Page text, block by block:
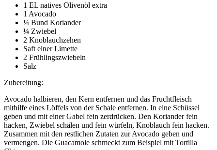
1 EL natives Olivenöl extra
1 Avocado
¼ Bund Koriander
¼ Zwiebel
2 Knoblauchzehen
Saft einer Limette
2 Frühlingszwiebeln
Salz
Zubereitung:
Avocado halbieren, den Kern entfernen und das Fruchtfleisch
mithilfe eines Löffels von der Schale entfernen. In eine Schüssel
geben und mit einer Gabel fein zerdrücken. Den Koriander fein
hacken, Zwiebel schälen und fein würfeln, Knoblauch fein hacken.
Zusammen mit den restlichen Zutaten zur Avocado geben und
vermengen. Die Guacamole schmeckt zum Beispiel mit Tortilla